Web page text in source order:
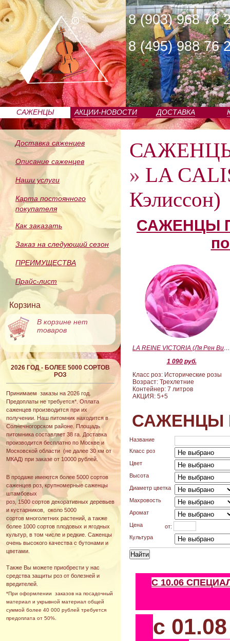
8 (903) 968 76
8 (495) 988 76
САЖЕНЦЫ
ПИТОМНИКА
АКЦИИ-НОВОСТИ ДОСТАВКА
Доставка саженцев
Описание саженцев
Наши услуги
Карта постоянного
покупателя
Как заказать
Заказ на следующий сезон
ПРЕИМУЩЕСТВА
Прайс-лист
Корзина
В корзине нет
товаров
2026 ГОД - БОЛЕЕ 5000 СОРТОВ
РОЗ
Принимаем заказы на 2026 год.
Предоплаты не требуется*. Оплата
саженцев производится при их
получении. Наш питомник находится в
Солнечногорском районе. Площадь
питомника составляет 38 га. Доставка
производится бесплатно по Москве и
Московской области (не далее 30 км от
МКАД) при заказе от 10000 рублей.
В продаже имеются более 5000 сортов
саженцев роз, крупномерные саженцы
штамбовых
роз, 1500 сортов декоративных деревьев
и кустарников, около 5000
сортов многолетних растений, а также
более 1000 сортов плодовых и ягодных
культур, в том числе и редкие. Саженцы
очень высокого качества с бутонами и
цветами.
Также Вы можете приобрести у нас
средства защиты роз от болезней и
вредителей.
*При оформлении заказов на посадочный
материал и укрывной материал общей
суммой более 40 000 рублей требуется
предоплата от 50%.
» LA
Кэлиссон)
САЖЕНЦЫ
LA REINE VICTORIA (Ля Рен Виктория)
1 090 руб.
Класс роз: Исторические розы
Возраст: Трехлетние
Контейнер: 7 литров
АКЦИЯ: 5+5
САЖЕНЦЫ
Название
Класс роз
Цвет
Высота
Диаметр цветка
Махровость
Аромат
Цена
от:
Культура
С 10.06
с